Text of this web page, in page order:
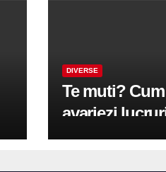
DIVERSE
Te muti?
avariezi
zgarii